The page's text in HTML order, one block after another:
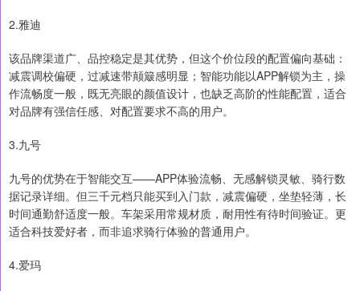
2.雅迪
该品牌渠道广、品控稳定是其优势，但这个价位段的配置偏向基础：
减震调校偏硬，过减速带颠簸感明显；智能功能以APP解锁为主，操
作流畅度一般，既无亮眼的颜值设计，也缺乏高阶的性能配置，适合
对品牌有强信任感、对配置要求不高的用户。
3.九号
九号的优势在于智能交互——APP体验流畅、无感解锁灵敏、骑行数
据记录详细。但三千元档只能买到入门款，减震偏硬，坐垫轻薄，长
时间通勤舒适度一般。车架采用常规材质，耐用性有待时间验证。更
适合科技爱好者，而非追求骑行体验的普通用户。
4.爱玛